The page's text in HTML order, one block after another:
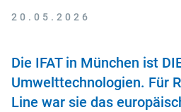
20.05.2026
Die IFAT in München ist
Umwelttechnologien. Für
Line war sie das